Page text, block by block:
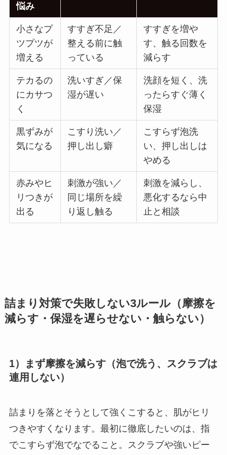
悩み
小さなプ
ツプツが
増える
すすぎ不足／
整える前に触
っている
すすぎを増や
す、触る回数を
減らす
テカるの
にカサつ
く
洗いすぎ／保
湿が遅い
洗顔を短く、洗
ったらすぐ薄く
保湿
黒ずみが
気になる
こすり洗い／
押し出し癖
こすらず泡洗
い、押し出しは
やめる
赤みやヒ
リつきが
出る
刺激が強い／
同じ場所を繰
り返し触る
刺激を減らし、
悪化するなら中
止と相談
詰まり対策で失敗しない3ルール（摩擦を
減らす・保湿を遅らせない・触らない）
1）まず摩擦を減らす（泡で洗う、スクラブは
連用しない）
詰まりを落とそうとして強くこすると、肌がヒリ
つきやすくなります。最初に徹底したいのは、指
でこすらず泡でなでること。スクラブや強いピー